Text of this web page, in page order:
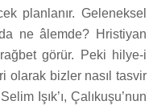
planlanır. Geleneksel
ne âlemde? Hristiyan
görür. Peki hilye-i
olarak bizler nasıl tasvir
Işık’ı, Çalıkuşu’nun